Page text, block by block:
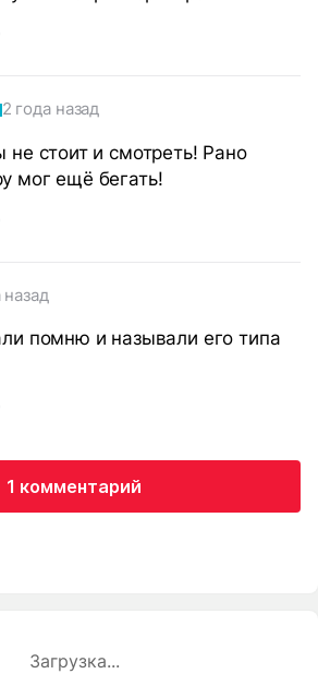
2 года назад
не стоит и смотреть! Рано
мог ещё бегать!
назад
помню и называли его типа
1 комментарий
Загрузка...